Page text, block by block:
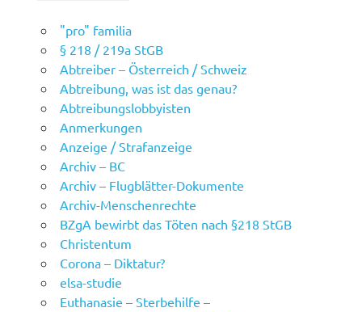
"pro" familia
§ 218 / 219a StGB
Abtreiber – Österreich / Schweiz
Abtreibung, was ist das genau?
Abtreibungslobbyisten
Anmerkungen
Anzeige / Strafanzeige
Archiv – BC
Archiv – Flugblätter-Dokumente
Archiv-Menschenrechte
BZgA bewirbt das Töten nach §218 StGB
Christentum
Corona – Diktatur?
elsa-studie
Euthanasie – Sterbehilfe –